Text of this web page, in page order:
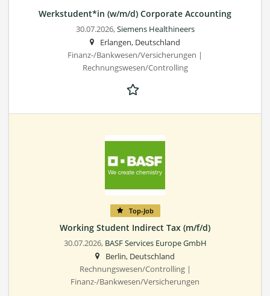
Werkstudent*in (w/m/d) Corporate Accounting
30.07.2026,Siemens Healthineers
Erlangen, Deutschland
Finanz-/Bankwesen/Versicherungen |
Rechnungswesen/Controlling
Top-Job
Working Student Indirect Tax (m/f/d)
30.07.2026, BASF Services Europe GmbH
Berlin, Deutschland
Rechnungswesen/Controlling |
Finanz-/Bankwesen/Versicherungen